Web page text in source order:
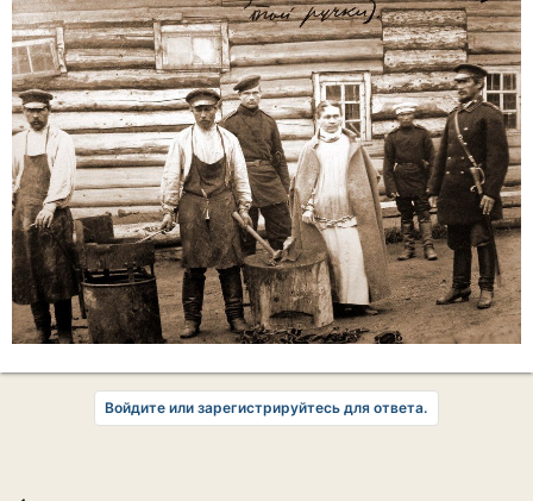
Войдите или зарегистрируйтесь для ответа.